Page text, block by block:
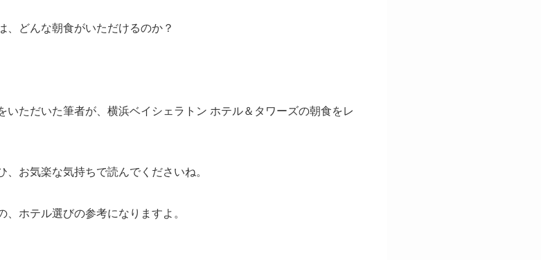
、どんな朝食がいただけるのか？
いただいた筆者が、横浜ベイシェラトン ホテル＆タワーズの朝食をレ
お気楽な気持ちで読んでくださいね。
ホテル選びの参考になりますよ。